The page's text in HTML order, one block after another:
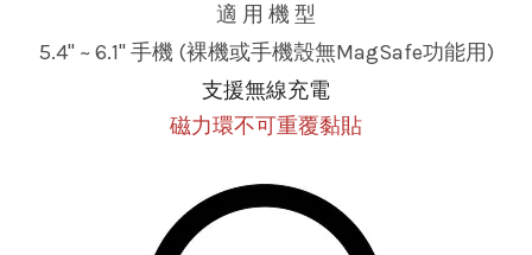
適 用 機 型
5.4" ~ 6.1" 手機 (裸機或手機殼無MagSafe功能用)
支援無線充電
磁力環不可重覆黏貼